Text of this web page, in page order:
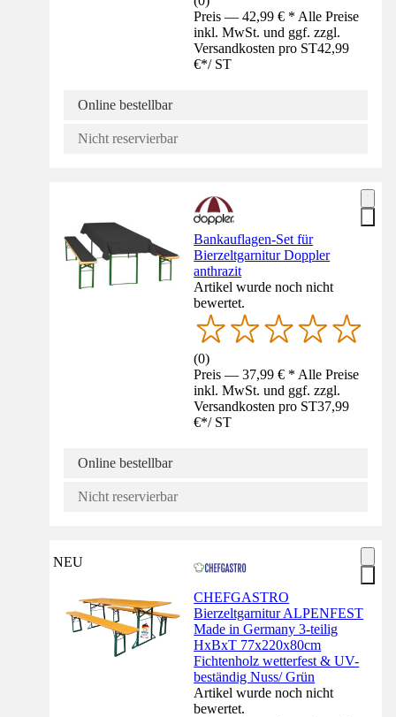
Preis — 42,99 € * Alle Preise
inkl. MwSt. und ggf. zzgl.
Versandkosten pro ST42,99
€*/ ST
Online bestellbar
Nicht reservierbar
Bankauflagen-Set für
Bierzeltgarnitur Doppler
anthrazit
Artikel wurde noch nicht
bewertet.
(0)
Preis — 37,99 € * Alle Preise
inkl. MwSt. und ggf. zzgl.
Versandkosten pro ST37,99
€*/ ST
Online bestellbar
Nicht reservierbar
NEU
CHEFGASTRO
Bierzeltgarnitur ALPENFEST
Made in Germany 3-teilig
HxBxT 77x220x80cm
Fichtenholz wetterfest & UV-
beständig Nuss/ Grün
Artikel wurde noch nicht
bewertet.